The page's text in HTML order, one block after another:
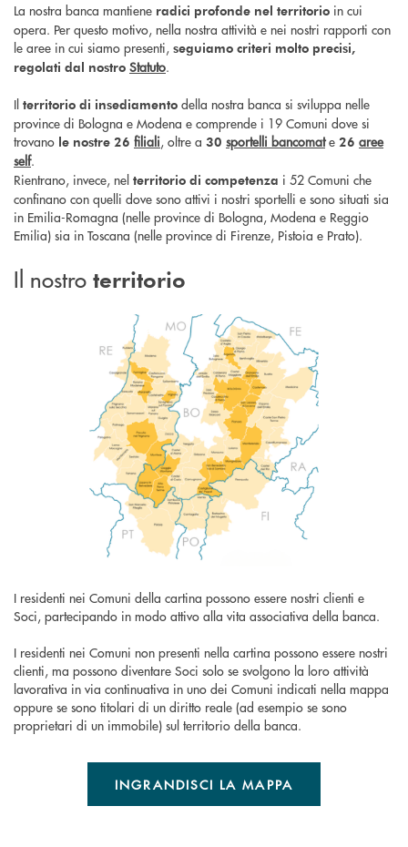
La nostra banca mantiene radici profonde nel territorio in cui
opera. Per questo motivo, nella nostra attività e nei nostri rapporti con
le aree in cui siamo presenti, seguiamo criteri molto precisi,
regolati dal nostro Statuto.
Il territorio di insediamento della nostra banca si sviluppa nelle
province di Bologna e Modena e comprende i 19 Comuni dove si
trovano le nostre 26 filiali, oltre a 30 sportelli bancomate 26 aree
self.
Rientrano, invece, nel territorio di competenza i 52 Comuni che
confinano con quelli dove sono attivi i nostri sportelli e sono situati sia
in Emilia-Romagna (nelle province di Bologna, Modena e Reggio
Emilia) sia in Toscana (nelle province di Firenze, Pistoia e Prato).
Il nostro territorio
I residenti nei Comuni della cartina possono essere nostri clienti e
Soci, partecipando in modo attivo alla vita associativa della banca.
I residenti nei Comuni non presenti nella cartina possono essere nostri
clienti, ma possono diventare Soci solo se svolgono la loro attività
lavorativa in via continuativa in uno dei Comuni indicati nella mappa
oppure se sono titolari di un diritto reale (ad esempio se sono
proprietari di un immobile) sul territorio della banca.
INGRANDISCI LA MAPPA